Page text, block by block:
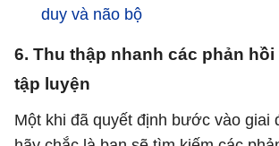
duy và não bộ
6. Thu thập nhanh các phản
tập luyện
Một khi đã quyết định bước vào giai